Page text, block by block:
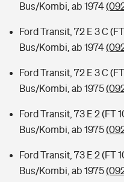
Bus/Kombi, ab 1974
Ford Transit, 72 E 3 C
Bus/Kombi, ab 1974
Ford Transit, 72 E 3 C
Bus/Kombi, ab 1975
Ford Transit, 73 E 2 (FT
Bus/Kombi, ab 1975
Ford Transit, 73 E 2 (FT
Bus/Kombi, ab 1975